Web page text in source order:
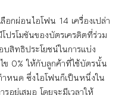
อกผ่อนไอโฟน 14 เครื่องเปล่า
รโมชันของบัตรเครดิตที่ร่วม
สิทธิประโยชน์ในการแบ่ง
ข 0% ให้กับลูกค้าที่ใช้บัตรนั้น
หนด ซึ่งไอโฟนก็เป็นหนึ่งใน
อยู่เสมอ โดยจะมีเวลาให้